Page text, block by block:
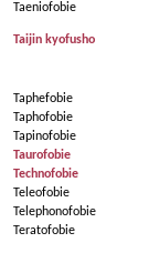
Taeniofobie
Taijin kyofusho
Taphefobie
Taphofobie
Tapinofobie
Taurofobie
Technofobie
Teleofobie
Telephonofobie
Teratofobie